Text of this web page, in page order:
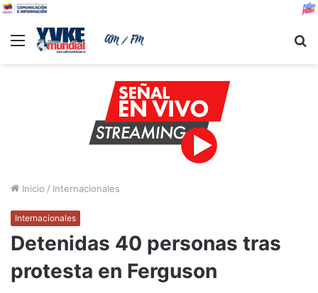
Menu
Inicio / Internacionales
Internacionales
Detenidas 40 personas tras
protesta en Ferguson